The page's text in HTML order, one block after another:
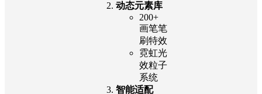
动态元素库
200+
画笔笔
刷特效
霓虹光
效粒子
系统
智能适配